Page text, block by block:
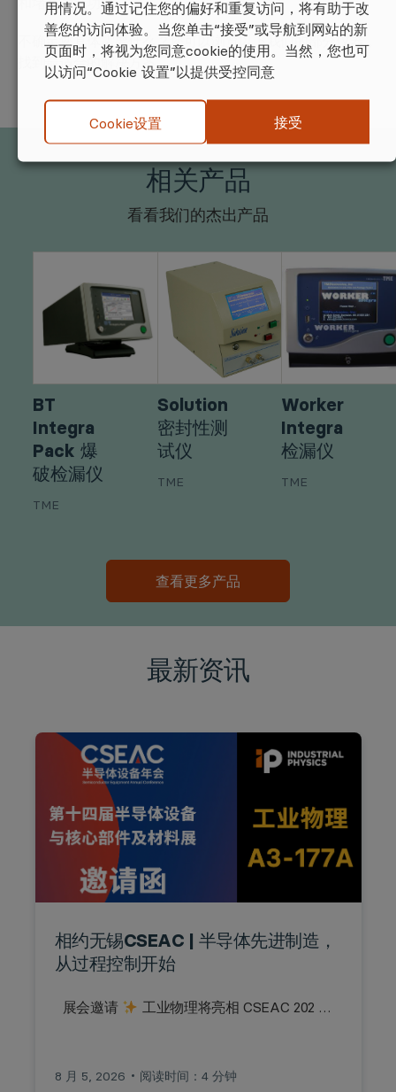
不确定您具体需要什么？您可以浏览以下我们的部分仪器，
找到最适合的解决方案
相关产品
看看我们的杰出产品
BT
Integra
Pack 爆
破检漏仪
TME
Solution
密封性测
试仪
TME
Worker
Integra
检漏仪
TME
查看更多产品
最新资讯
相约无锡CSEAC | 半导体先进制造，
从过程控制开始
展会邀请 工业物理将亮相 CSEAC 202 …
8 月 5, 2026 阅读时间：4 分钟
用情况。通过记住您的偏好和重复访问，将有助于改
善您的访问体验。当您单击“接受”或导航到网站的新
页面时，将视为您同意cookie的使用。当然，您也可
以访问“Cookie 设置”以提供受控同意
Cookie设置 接受